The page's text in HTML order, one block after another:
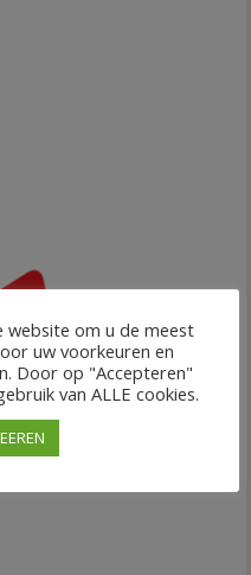
website om u de meest
uw voorkeuren en
Door op "Accepteren"
van ALLE cookies.